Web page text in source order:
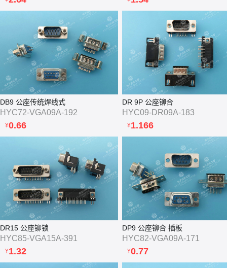
DB9 公座传统焊线式
HYC72-VGA09A-192
¥0.66
DR 9P 公座铆合
HYC09-DR09A-183
¥1.166
DR15 公座铆锁
HYC85-VGA15A-391
¥1.32
DP9 公座铆合 插板
HYC82-VGA09A-171
¥0.77